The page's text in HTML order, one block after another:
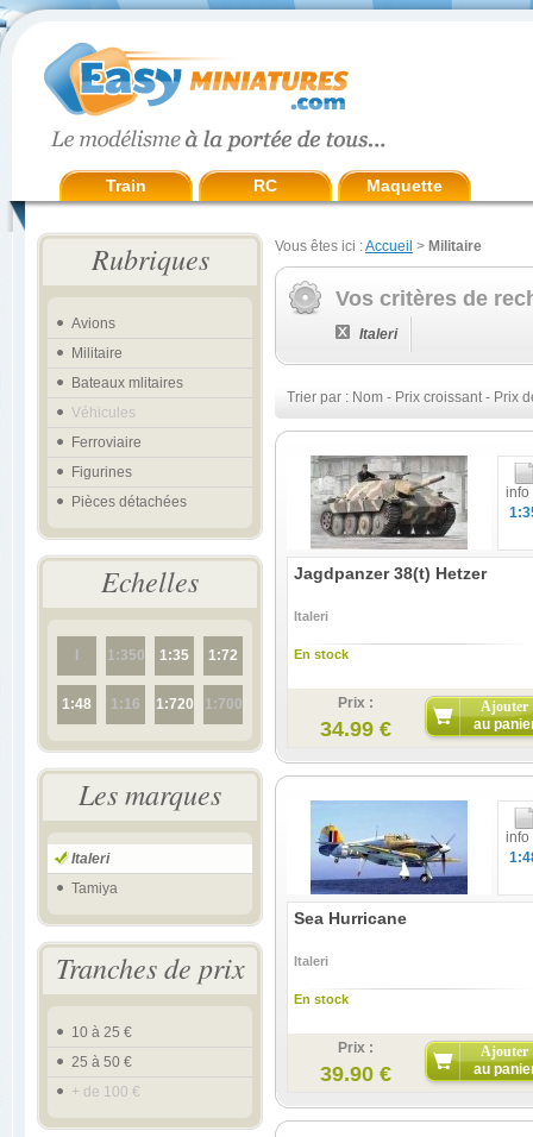
Train RC Maquette
Rubriques
Avions
Militaire
Bateaux mlitaires
Véhicules
Ferroviaire
Figurines
Pièces détachées
Echelles
1:350 1:35 1:72
1:48 1:16 1:720 1:700
Les marques
Italeri
Tamiya
Tranches de prix
10 à 25 €
25 à 50 €
+ de 100 €
Vous êtes ici :Accueil > Militaire
Vos critères de
Italeri
Trier par : Nom - Prix croissant- Prix
info
Jagdpanzer 38(t) Hetzer
Italeri
En stock
Prix :
34.99 €
Ajouter
au
info
Sea Hurricane
Italeri
En stock
Prix :
39.90 €
Ajouter
au